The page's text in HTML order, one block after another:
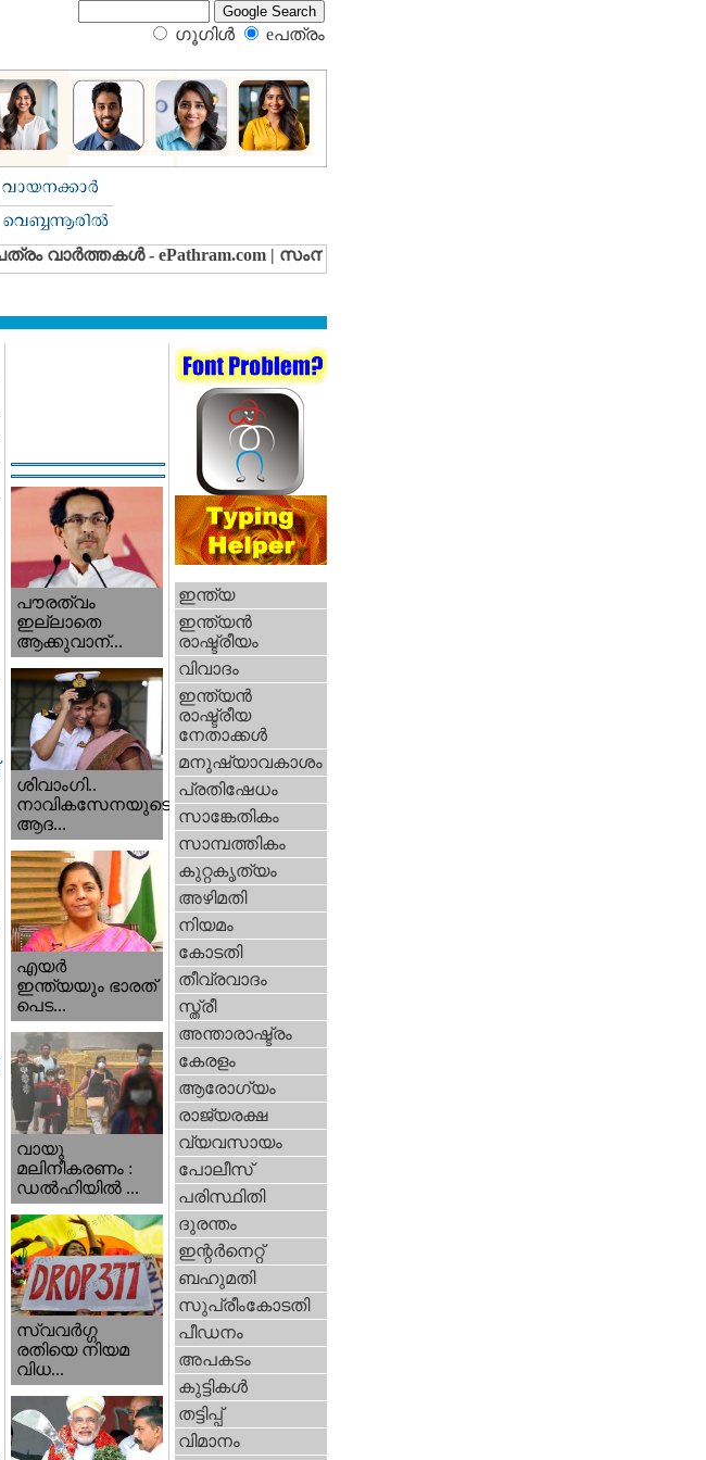
ഗൂഗിള്‍ eപത്രം‍
പൗരത്വം
ഇല്ലാതെ
ആക്കുവാന്...
ശിവാംഗി..
നാവികസേനയുടെ
ആദ...
എയര്‍
ഇന്ത്യയും ഭാരത്
പെട...
വായു
മലിനീകരണം :
ഡൽഹിയിൽ ...
സ്വവര്‍ഗ്ഗ
രതിയെ നിയമ
വിധ...
ഇന്ത്യ
ഇന്ത്യന്‍
രാഷ്ട്രീയം
വിവാദം
ഇന്ത്യന്‍
രാഷ്ട്രീയ
നേതാക്കള്‍
മനുഷ്യാവകാശം
പ്രതിഷേധം
സാങ്കേതികം
സാമ്പത്തികം
കുറ്റകൃത്യം
അഴിമതി
നിയമം
കോടതി
തീവ്രവാദം
സ്ത്രീ
അന്താരാഷ്ട്രം
കേരളം
ആരോഗ്യം
രാജ്യരക്ഷ
വ്യവസായം
പോലീസ്‌
പരിസ്ഥിതി
ദുരന്തം
ഇന്റര്‍നെറ്റ്‌
ബഹുമതി
സുപ്രീംകോടതി
പീഡനം
അപകടം
കുട്ടികള്‍
തട്ടിപ്പ്‌
വിമാനം